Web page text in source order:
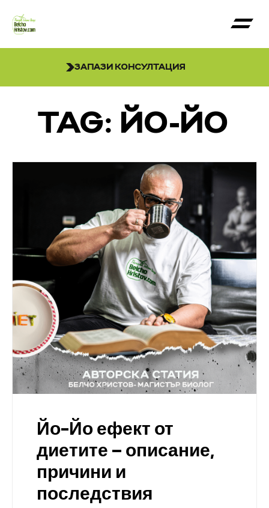
ЗАПАЗИ КОНСУЛТАЦИЯ
TAG: ЙО-ЙО
Йо-Йо ефект от
диетите – описание,
причини и
последствия